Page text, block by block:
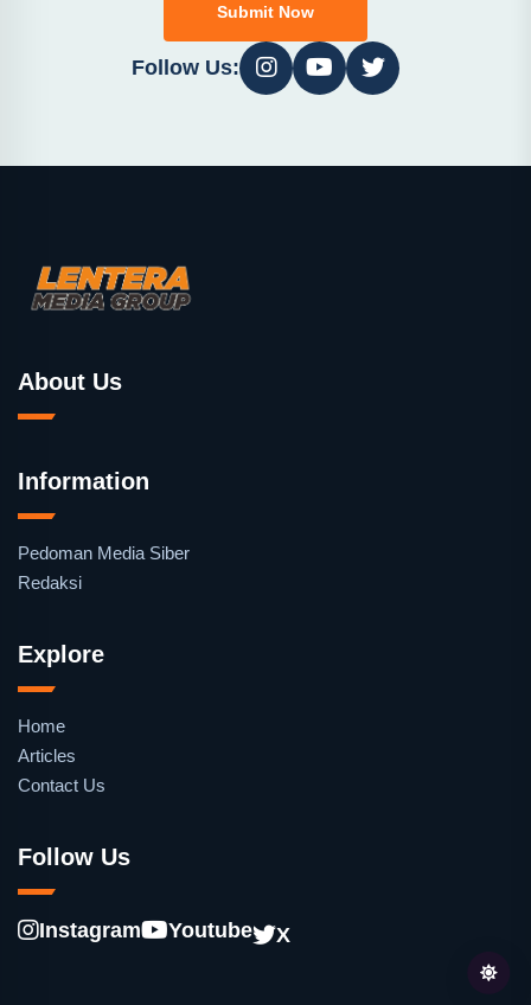
Submit Now
Follow Us:
About Us
Information
Pedoman Media Siber
Redaksi
Explore
Home
Articles
Contact Us
Follow Us
Instagram Youtube X